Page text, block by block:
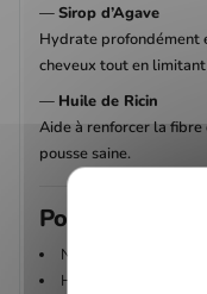
—Sirop d’Agave
Hydrate profondément
cheveux tout en
— Huile de Ricin
Aide à renforcer la
pousse saine.
Pourquoi on
Nettoie sans décaper
Hydrate et adoucit